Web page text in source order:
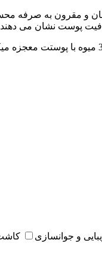
و مقرون به صرفه
پوست نشان می
و جوانسازی